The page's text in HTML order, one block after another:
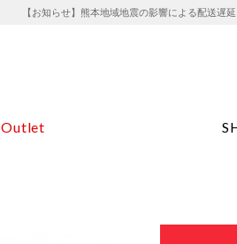
【お知らせ】熊本地域地震の影響による配送遅延
Outlet